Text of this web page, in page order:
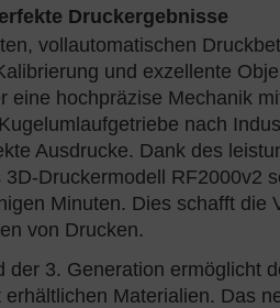
Druckergebnisse
vollautomatischen
und exzellente
eine hochpräzise Mechanik
nach
Ausdrucke. Dank des
Druckermodell RF2000v2
Minuten. Dies schafft die
von Drucken.
der 3. Generation ermöglicht
Materialien. Das